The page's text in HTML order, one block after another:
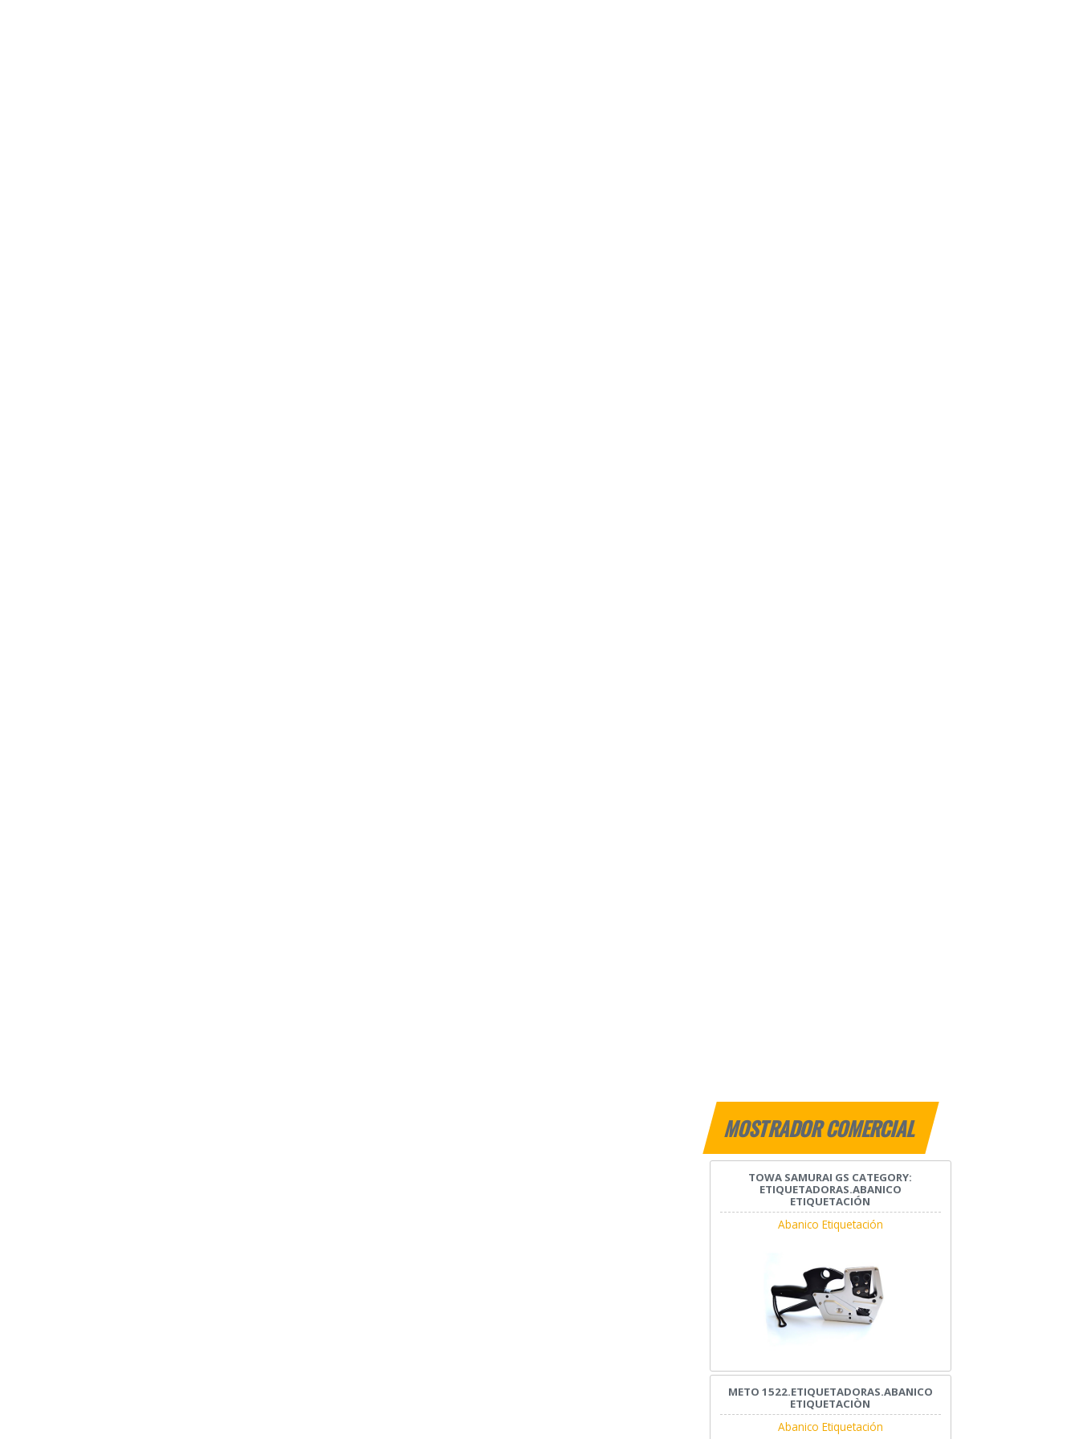
MOSTRADOR COMERCIAL
TOWA SAMURAI GS CATEGORY:
ETIQUETADORAS.ABANICO
ETIQUETACIÓN
Abanico Etiquetación
METO 1522.ETIQUETADORAS.ABANICO
ETIQUETACIÒN
Abanico Etiquetación